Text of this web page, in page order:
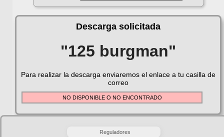
Descarga solicitada
"125 burgman"
Para realizar la descarga enviaremos el enlace a tu casilla de
correo
NO DISPONIBLE O NO ENCONTRADO
Reguladores